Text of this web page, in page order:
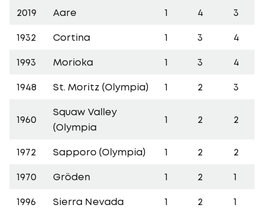
2019 Aare 1 4 3
1932 Cortina 1 3 4
1993 Morioka 1 3 4
1948 St. Moritz (Olympia) 1 2 3
1960
Squaw Valley
(Olympia
1 2 2
1972 Sapporo (Olympia) 1 2 2
1970 Gröden 1 2 1
1996 Sierra Nevada 1 2 1